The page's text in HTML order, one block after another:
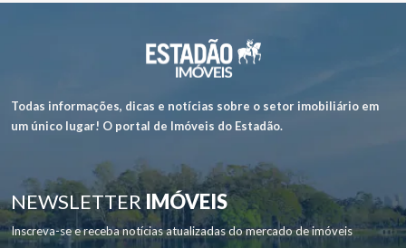
Todas informações, dicas e notícias sobre o setor imobiliário em
um único lugar! O portal de Imóveis do Estadão.
NEWSLETTERIMÓVEIS
Inscreva-se e receba notícias atualizadas do mercado de imóveis